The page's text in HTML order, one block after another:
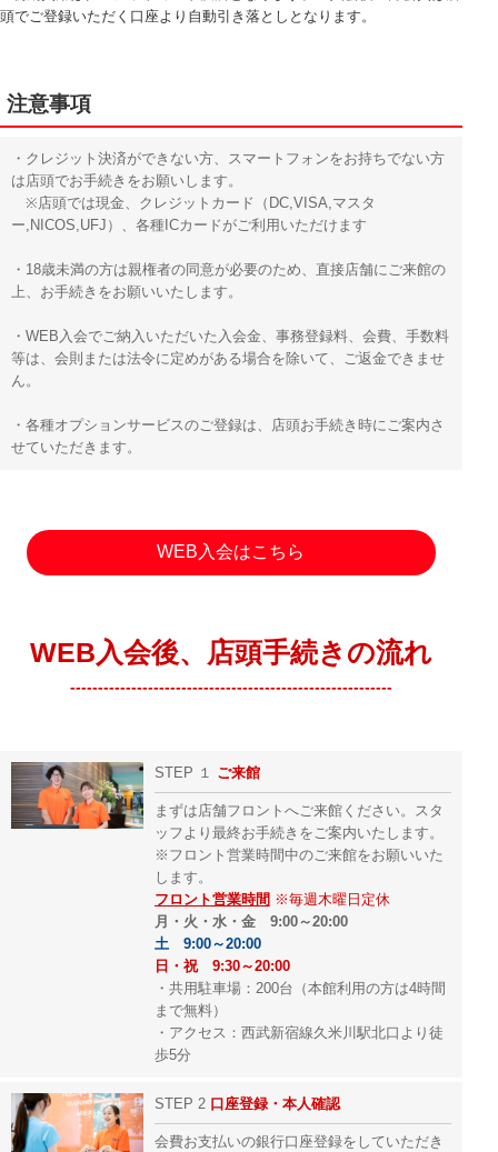
頭でご登録いただく口座より自動引き落としとなります。
注意事項
・クレジット決済ができない方、スマートフォンをお持ちでない方
は店頭でお手続きをお願いします。
※店頭では現金、クレジットカード（DC,VISA,マスタ
ー,NICOS,UFJ）、各種ICカードがご利用いただけます
・18歳未満の方は親権者の同意が必要のため、直接店舗にご来館の
上、お手続きをお願いいたします。
・WEB入会でご納入いただいた入会金、事務登録料、会費、手数料
等は、会則または法令に定めがある場合を除いて、ご返金できませ
ん。
・各種オプションサービスのご登録は、店頭お手続き時にご案内さ
せていただきます。
WEB入会はこちら
WEB入会後、店頭手続きの流れ
----------------------------------------------------------
STEP １ ご来館
まずは店舗フロントへご来館ください。スタ
ッフより最終お手続きをご案内いたします。
※フロント営業時間中のご来館をお願いいた
します。
フロント営業時間 ※毎週木曜日定休
月・火・水・金 9:00～20:00
土 9:00～20:00
日・祝 9:30～20:00
・共用駐車場：200台（本館利用の方は4時間
まで無料）
・アクセス：西武新宿線久米川駅北口より徒
歩5分
STEP 2 口座登録・本人確認
会費お支払いの銀行口座登録をしていただき